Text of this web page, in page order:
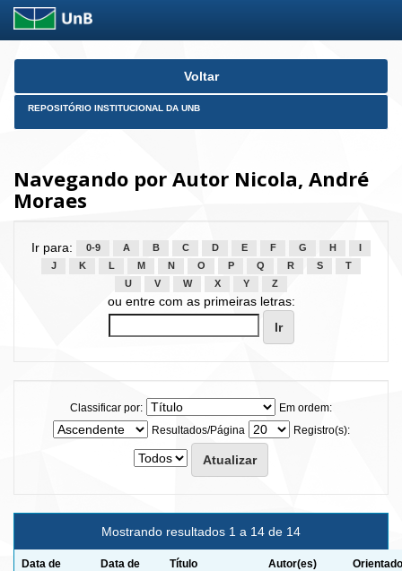
Skip
Voltar
REPOSITÓRIO INSTITUCIONAL DA UNB
Navegando por Autor Nicola, André
Moraes
Ir para: 0-9 A B C D E F G H
J
K L M N O P Q R S
T
U
V W X Y Z
ou entre com as primeiras letras:
Classificar por:
Em ordem:
Resultados/Página
Registro(s):
Mostrando resultados 1 a 14 de 14
Data de
Data de
Título Autor(es)